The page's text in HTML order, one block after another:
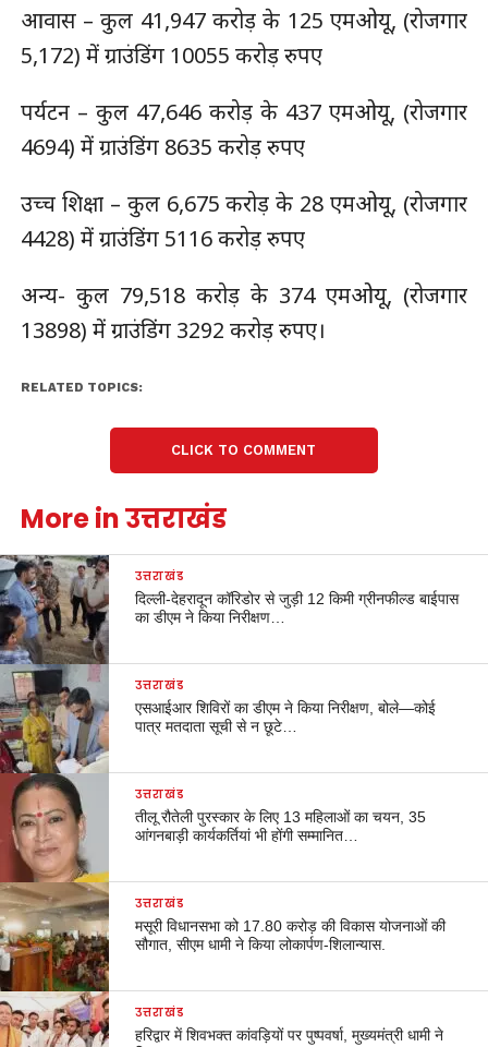
आवास – कुल 41,947 करोड़ के 125 एमओयू, (रोजगार
5,172) में ग्राउंडिंग 10055 करोड़ रुपए
पर्यटन – कुल 47,646 करोड़ के 437 एमओयू, (रोजगार
4694) में ग्राउंडिंग 8635 करोड़ रुपए
उच्च शिक्षा – कुल 6,675 करोड़ के 28 एमओयू, (रोजगार
4428) में ग्राउंडिंग 5116 करोड़ रुपए
अन्य- कुल 79,518 करोड़ के 374 एमओयू, (रोजगार
13898) में ग्राउंडिंग 3292 करोड़ रुपए।
RELATED TOPICS:
CLICK TO COMMENT
More in उत्तराखंड
उत्तराखंड
दिल्ली-देहरादून कॉरिडोर से जुड़ी 12 किमी ग्रीनफील्ड बाईपास
का डीएम ने किया निरीक्षण…
उत्तराखंड
एसआईआर शिविरों का डीएम ने किया निरीक्षण, बोले—कोई
पात्र मतदाता सूची से न छूटे…
उत्तराखंड
तीलू रौतेली पुरस्कार के लिए 13 महिलाओं का चयन, 35
आंगनबाड़ी कार्यकर्तियां भी होंगी सम्मानित…
उत्तराखंड
मसूरी विधानसभा को 17.80 करोड़ की विकास योजनाओं की
सौगात, सीएम धामी ने किया लोकार्पण-शिलान्यास.
उत्तराखंड
हरिद्वार में शिवभक्त कांवड़ियों पर पुष्पवर्षा, मुख्यमंत्री धामी ने